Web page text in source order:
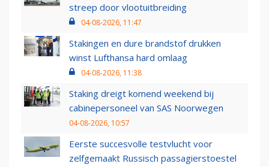
streep door vlootuitbreiding
04-08-2026, 11:47
Stakingen en dure brandstof drukken
winst Lufthansa hard omlaag
04-08-2026, 11:38
Staking dreigt komend weekend bij
cabinepersoneel van SAS Noorwegen
04-08-2026, 10:57
Eerste succesvolle testvlucht voor
zelfgemaakt Russisch passagierstoestel